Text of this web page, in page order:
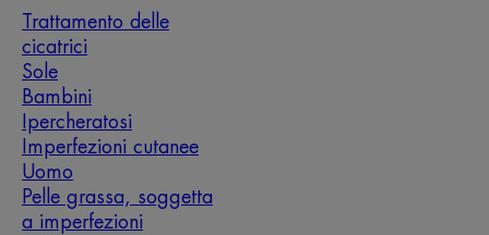
Trattamento delle
cicatrici
Sole
Bambini
Ipercheratosi
Imperfezioni cutanee
Uomo
Pelle grassa, soggetta
a imperfezioni